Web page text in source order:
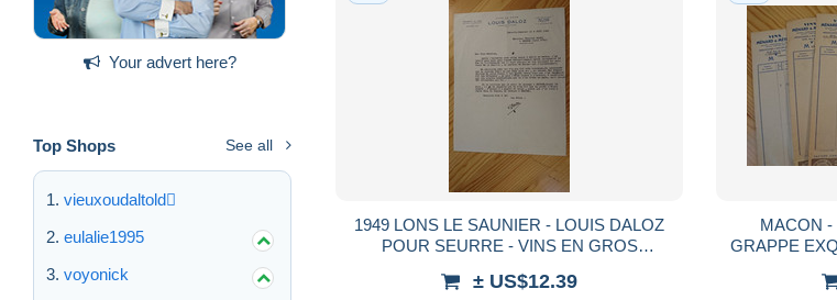
Your advert here?
Top Shops See all
vieuxoudaltold
eulalie1995
voyonick
1949 LONS LE SAUNIER - LOUIS DALOZ
POUR SEURRE - VINS EN GROS
COMPLAINTE
± US$12.39
MACON
GRAPPE